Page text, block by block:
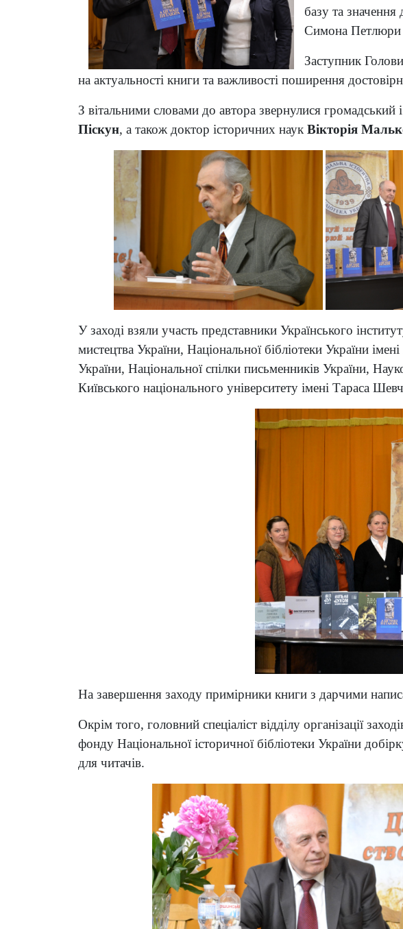
базу та значення
Симона Петлюри
Заступник
на актуальності книги та важливості поширення
З вітальними словами до автора звернулися громадський
Піскун, а також доктор історичних наук Вікторія
У заході взяли участь представники Українського
мистецтва України, Національної бібліотеки України
України, Національної спілки письменників України,
Київського національного університету імені Тараса
На завершення заходу примірники книги з дарчими
Окрім того, головний спеціаліст відділу організації
фонду Національної історичної бібліотеки України
для читачів.